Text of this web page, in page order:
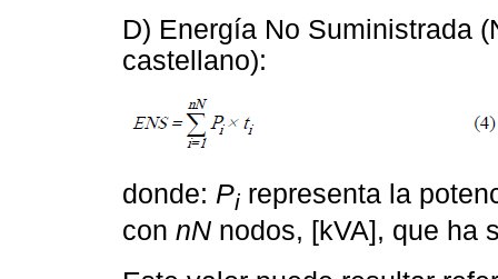
D) Energía No Suministrada
castellano):
donde: Pi representa la
con nN nodos, [kVA], que ha